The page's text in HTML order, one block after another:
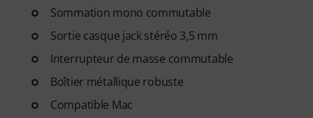
Sommation mono commutable
Sortie casque jack stéréo 3,5 mm
Interrupteur de masse commutable
Boîtier métallique robuste
Compatible Mac